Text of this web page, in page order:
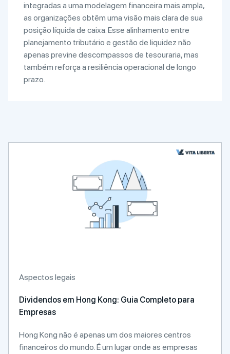
integradas a uma modelagem financeira mais ampla,
as organizações obtêm uma visão mais clara de sua
posição líquida de caixa. Esse alinhamento entre
planejamento tributário e gestão de liquidez não
apenas previne descompassos de tesouraria, mas
também reforça a resiliência operacional de longo
prazo.
Aspectos legais
Dividendos em Hong Kong: Guia Completo para
Empresas
Hong Kong não é apenas um dos maiores centros
financeiros do mundo. É um lugar onde as empresas